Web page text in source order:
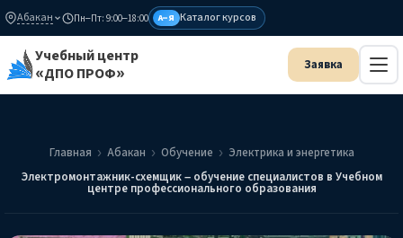
Абакан Пн–Пт: 9:00–18:00 А–Я Каталог курсов
Учебный центр
«ДПО ПРОФ»
Главная Абакан Обучение
Электрика и энергетика
Электромонтажник-схемщик – обучение специалистов в Учебном
центре профессионального образования